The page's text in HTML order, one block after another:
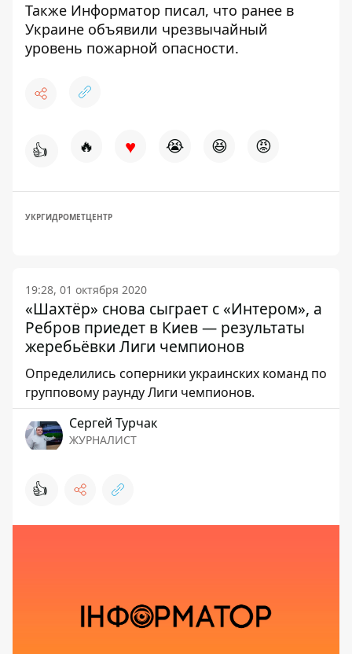
Также Информатор писал, что ранее в
Украине объявили чрезвычайный
уровень пожарной опасности.
👍 🔥 ♥ 😭 😆 😡
УКРГИДРОМЕТЦЕНТР
19:28, 01 октября 2020
«Шахтёр» снова сыграет с «Интером», а
Ребров приедет в Киев — результаты
жеребьёвки Лиги чемпионов
Определились соперники украинских команд по
групповому раунду Лиги чемпионов.
Сергей Турчак
ЖУРНАЛИСТ
👍